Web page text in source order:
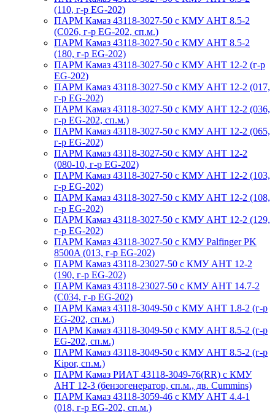
(110, г-р EG-202)
ПАРМ Камаз 43118-3027-50 с КМУ АНТ 8.5-2
(С026, г-р EG-202, сп.м.)
ПАРМ Камаз 43118-3027-50 с КМУ АНТ 8.5-2
(180, г-р EG-202)
ПАРМ Камаз 43118-3027-50 с КМУ АНТ 12-2 (г-р
EG-202)
ПАРМ Камаз 43118-3027-50 с КМУ АНТ 12-2 (017,
г-р EG-202)
ПАРМ Камаз 43118-3027-50 с КМУ АНТ 12-2 (036,
г-р EG-202, сп.м.)
ПАРМ Камаз 43118-3027-50 с КМУ АНТ 12-2 (065,
г-р EG-202)
ПАРМ Камаз 43118-3027-50 с КМУ АНТ 12-2
(080-10, г-р EG-202)
ПАРМ Камаз 43118-3027-50 с КМУ АНТ 12-2 (103,
г-р EG-202)
ПАРМ Камаз 43118-3027-50 с КМУ АНТ 12-2 (108,
г-р EG-202)
ПАРМ Камаз 43118-3027-50 с КМУ АНТ 12-2 (129,
г-р EG-202)
ПАРМ Камаз 43118-3027-50 с КМУ Palfinger PK
8500A (013, г-р EG-202)
ПАРМ Камаз 43118-23027-50 с КМУ АНТ 12-2
(190, г-р EG-202)
ПАРМ Камаз 43118-23027-50 с КМУ АНТ 14.7-2
(С034, г-р EG-202)
ПАРМ Камаз 43118-3049-50 с КМУ АНТ 1.8-2 (г-р
EG-202, сп.м.)
ПАРМ Камаз 43118-3049-50 с КМУ АНТ 8.5-2 (г-р
EG-202, сп.м.)
ПАРМ Камаз 43118-3049-50 с КМУ АНТ 8.5-2 (г-р
Kipor, сп.м.)
ПАРМ Камаз РИАТ 43118-3049-76(RR) с КМУ
АНТ 12-3 (бензогенератор, сп.м., дв. Cummins)
ПАРМ Камаз 43118-3059-46 с КМУ АНТ 4.4-1
(018, г-р EG-202, сп.м.)